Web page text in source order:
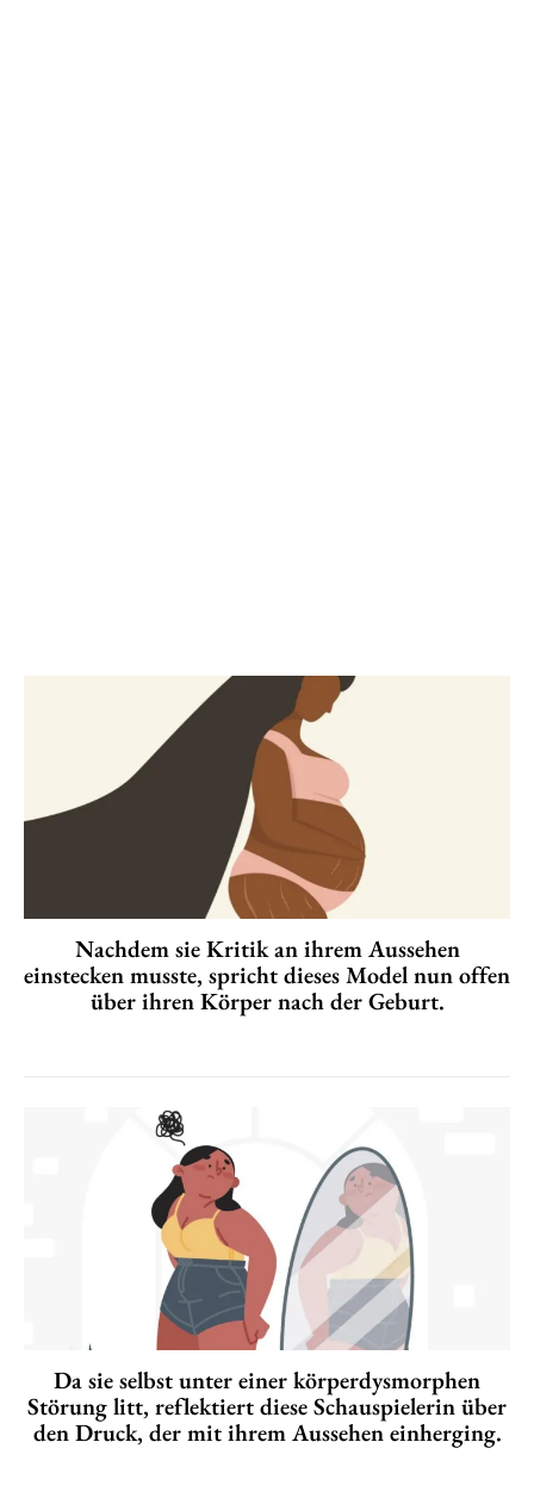
Nachdem sie Kritik an ihrem Aussehen
einstecken musste, spricht dieses Model nun offen
über ihren Körper nach der Geburt.
Da sie selbst unter einer körperdysmorphen
Störung litt, reflektiert diese Schauspielerin über
den Druck, der mit ihrem Aussehen einherging.